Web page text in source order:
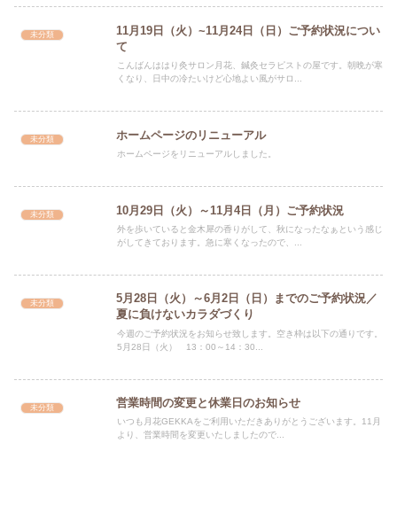
未分類
11月19日（火）~11月24日（日）ご予約状況につい
て
こんばんははり灸サロン月花、鍼灸セラピストの屋です。朝晩が寒
くなり、日中の冷たいけど心地よい風がサロ...
未分類 ホームページのリニューアル
ホームページをリニューアルしました。
未分類 10月29日（火）～11月4日（月）ご予約状況
外を歩いていると金木犀の香りがして、秋になったなぁという感じ
がしてきております。急に寒くなったので、...
未分類
5月28日（火）～6月2日（日）までのご予約状況／
夏に負けないカラダづくり
今週のご予約状況をお知らせ致します。空き枠は以下の通りです。
5月28日（火） 13：00～14：30...
未分類 営業時間の変更と休業日のお知らせ
いつも月花GEKKAをご利用いただきありがとうございます。11月
より、営業時間を変更いたしましたので...